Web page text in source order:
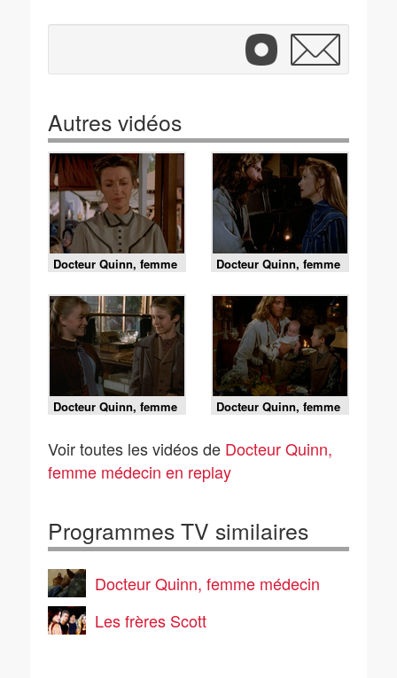
Autres vidéos
Docteur Quinn, femme
médecin - S5 E8 - Ne
m'oublie pas
Docteur Quinn, femme
médecin - S5 E7 - Cas
de conscience
Docteur Quinn, femme
médecin - S5 E6 -
Docteur Quinn, femme
médecin - S5 E5 - Los
Voir toutes les vidéos de Docteur Quinn,
femme médecin en replay
Programmes TV similaires
Docteur Quinn, femme médecin
Les frères Scott